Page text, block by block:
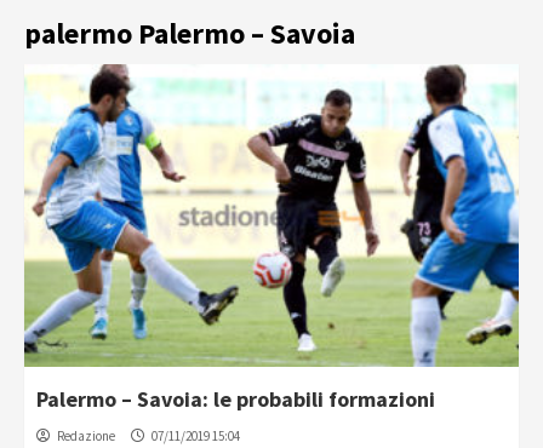
palermo Palermo – Savoia
Palermo – Savoia: le probabili formazioni
Redazione 07/11/2019 15:04